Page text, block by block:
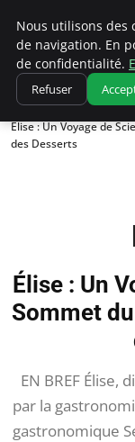
Correze Co
Accueil
Culture et
Élise : Un Voyage de
des Desserts
Élise : Un
Sommet
EN BREF Élise,
par la
gastronomique
Nous utilisons des
de navigation. En
de confidentialité.
Refuser